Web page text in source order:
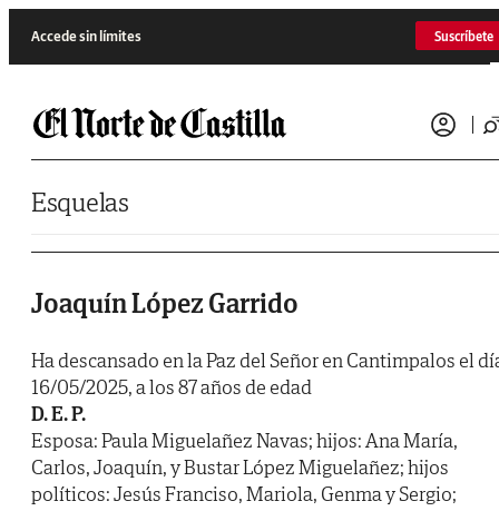
Accede sin límites Suscríbete
Esquelas
Joaquín López Garrido
Ha descansado en la Paz del Señor en Cantimpalos el
16/05/2025, a los 87 años de edad
D. E. P.
Esposa: Paula Miguelañez Navas; hijos: Ana María,
Carlos, Joaquín, y Bustar López Miguelañez; hijos
políticos: Jesús Franciso, Mariola, Genma y Sergio;